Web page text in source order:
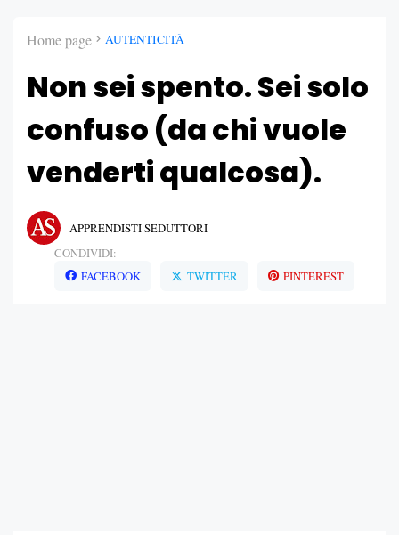
Home page AUTENTICITÀ
Non sei spento. Sei solo
confuso (da chi vuole
venderti qualcosa).
APPRENDISTI SEDUTTORI
CONDIVIDI:
FACEBOOK
TWITTER PINTEREST